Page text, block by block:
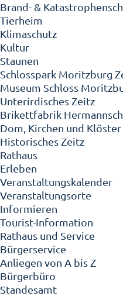
Brand- &
Tierheim
Klimaschutz
Kultur
Staunen
Schlosspark Moritzburg
Museum Schloss
Unterirdisches Zeitz
Brikettfabrik
Dom, Kirchen und Klöster
Historisches Zeitz
Rathaus
Erleben
Veranstaltungskalender
Veranstaltungsorte
Informieren
Tourist-Information
Rathaus und Service
Bürgerservice
Anliegen von A bis Z
Bürgerbüro
Standesamt